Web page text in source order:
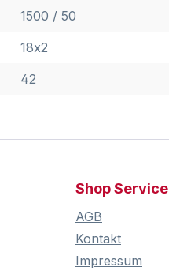
1500 / 50
18x2
42
Shop Service
AGB
Kontakt
Impressum